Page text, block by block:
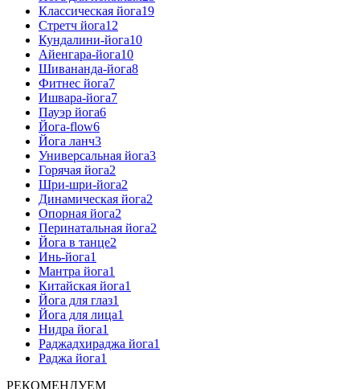
Классическая йога19
Стретч йога12
Кундалини-йога10
Айенгара-йога10
Шивананда-йога8
Фитнес йога7
Ишвара-йога7
Пауэр йога6
Йога-flow6
Йога ланч3
Универсальная йога3
Горячая йога2
Шри-шри-йога2
Динамическая йога2
Опорная йога2
Перинатальная йога2
Йога в танце2
Инь-йога1
Мантра йога1
Китайская йога1
Йога для глаз1
Йога для лица1
Нидра йога1
Раджадхираджа йога1
Раджа йога1
РЕКОМЕНДУЕМ